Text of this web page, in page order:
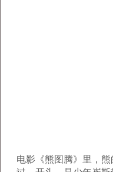
电影《熊图腾》里，